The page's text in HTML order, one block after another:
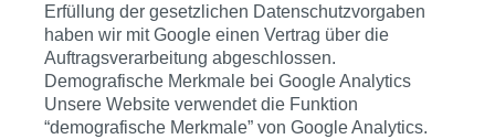
Erfüllung der gesetzlichen Datenschutzvorgaben
haben wir mit Google einen Vertrag über die
Auftragsverarbeitung abgeschlossen.
Demografische Merkmale bei Google Analytics
Unsere Website verwendet die Funktion
“demografische Merkmale” von Google Analytics.